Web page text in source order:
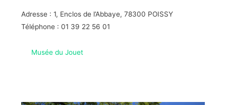
Adresse : 1, Enclos de l’Abbaye, 78300 POISSY
Téléphone : 01 39 22 56 01
Musée du Jouet